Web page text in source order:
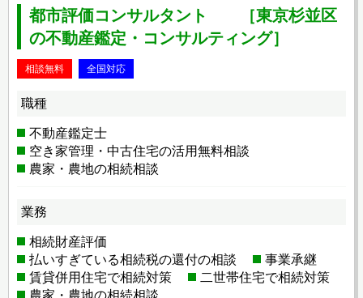
都市評価コンサルタント ［東京杉並区
の不動産鑑定・コンサルティング］
相談無料 全国対応
職種
不動産鑑定士
空き家管理・中古住宅の活用無料相談
農家・農地の相続相談
業務
相続財産評価
払いすぎている相続税の還付の相談
事業承継
賃貸併用住宅で相続対策
二世帯住宅で相続対策
農家・農地の相続相談